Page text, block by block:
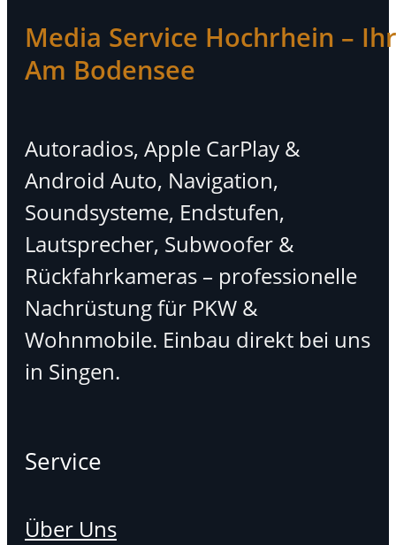
Media Service Hochrhein –
Am Bodensee
Autoradios, Apple CarPlay &
Android Auto, Navigation,
Soundsysteme, Endstufen,
Lautsprecher, Subwoofer &
Rückfahrkameras – professionelle
Nachrüstung für PKW &
Wohnmobile. Einbau direkt bei uns
in Singen.
Service
Über Uns